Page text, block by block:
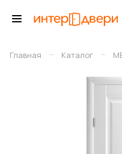
Главная – Каталог –